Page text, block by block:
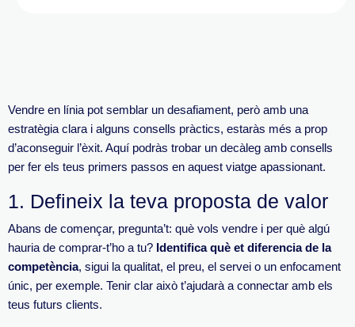
Vendre en línia pot semblar un desafiament, però amb una
estratègia clara i alguns consells pràctics, estaràs més a prop
d’aconseguir l’èxit. Aquí podràs trobar un decàleg amb consells
per fer els teus primers passos en aquest viatge apassionant.
1. Defineix la teva proposta de valor
Abans de començar, pregunta’t: què vols vendre i per què algú
hauria de comprar-t’ho a tu? Identifica què et diferencia de la
competència, sigui la qualitat, el preu, el servei o un enfocament
únic, per exemple. Tenir clar això t’ajudarà a connectar amb els
teus futurs clients.